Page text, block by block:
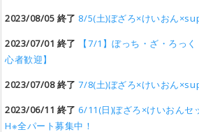
2023/08/05 終了 8/5(土)ぼざろ×けいおん
2023/07/01 終了
【7/1】ぼっち・ざ・ろっ
心者歓迎】
2023/07/08 終了 7/8(土)ぼざろ×けいおん
2023/06/11 終了 6/11(日)ぼざろ×けいおんセ
H※全パート募集中！